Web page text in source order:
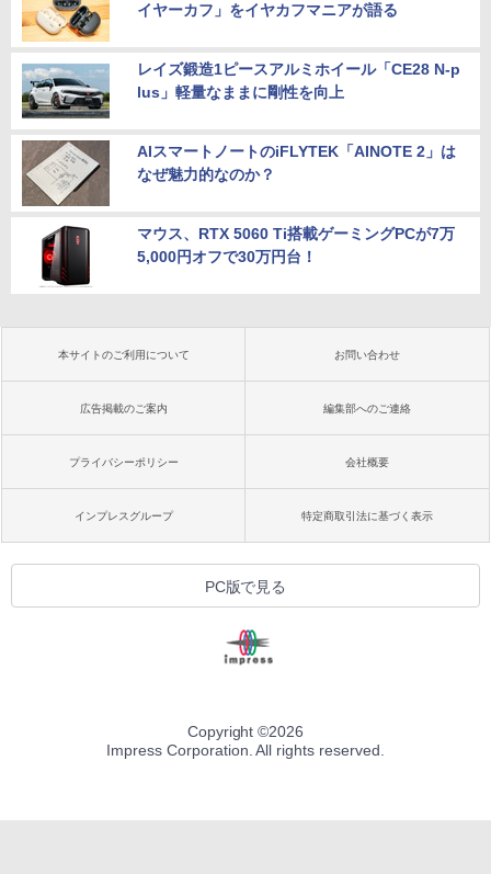
イヤーカフ」をイヤカフマニアが語る
レイズ鍛造1ピースアルミホイール「CE28 N-p
lus」軽量なままに剛性を向上
AIスマートノートのiFLYTEK「AINOTE 2」は
なぜ魅力的なのか？
マウス、RTX 5060 Ti搭載ゲーミングPCが7万
5,000円オフで30万円台！
本サイトのご利用について お問い合わせ
広告掲載のご案内 編集部へのご連絡
プライバシーポリシー 会社概要
インプレスグループ 特定商取引法に基づく表示
PC版で見る
Copyright ©2026
Impress Corporation. All rights reserved.